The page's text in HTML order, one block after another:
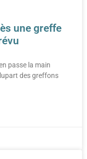
une greffe
passe la main
des greffons